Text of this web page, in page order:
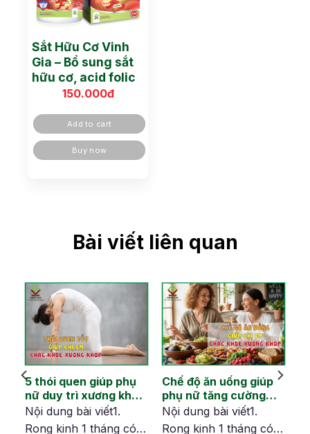
Sắt Hữu Cơ Vinh
Gia – Bổ sung sắt
hữu cơ, acid folic
150.000đ
Add to cart
Buy now
Bài viết liên quan
5 thói quen giúp phụ
nữ duy trì xương khớp
dẻo dai sau tuổi 40
Nội dung bài viết1.
Rong kinh 1 tháng có
Chế độ ăn uống giúp
phụ nữ tăng cường
xương khớp khỏe
mạnh từ bên trong
Nội dung bài viết1.
Rong kinh 1 tháng có